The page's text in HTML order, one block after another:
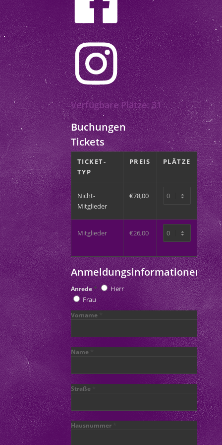
Mitgliedschaft
Eingang der
dem ersten
während des
Bocholt
Informationen
Verfügbare Plätze: 31
Buchungen
Tickets
TICKET-
TYP
PREIS PLÄTZE
Nicht-
Mitglieder
€78,00
Mitglieder €26,00
Anmeldungsinformationen
Anrede*
Herr
Frau
Vorname
Name
Straße
Hausnummer